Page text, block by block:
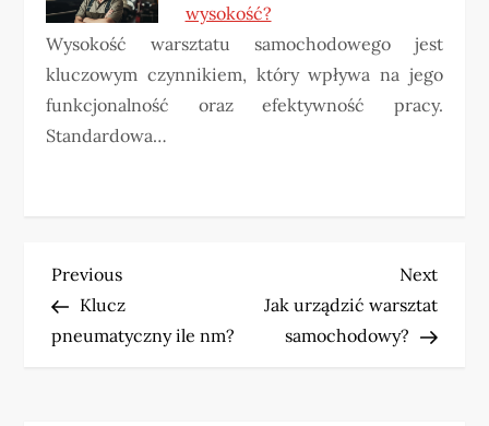
wysokość?
Wysokość warsztatu samochodowego jest
kluczowym czynnikiem, który wpływa na jego
funkcjonalność oraz efektywność pracy.
Standardowa…
N
a
Previous
Post
Previous
Klucz
pneumatyczny ile nm?
Next
Post
Next
Jak urządzić warsztat
samochodowy?